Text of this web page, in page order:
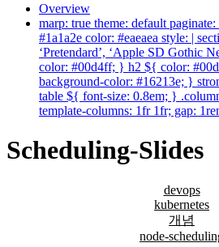
Overview
marp: true theme: default
#1a1a2e color: #eaeaea style: |
‘Pretendard’, ‘Apple SD Gothic
color: #00d4ff; } h2 ${ color:
background-color: #16213e; }
table ${ font-size: 0.8em; }
template-columns: 1fr 1fr; gap:
Scheduling-Slides
devops
kubernetes
개념
node-